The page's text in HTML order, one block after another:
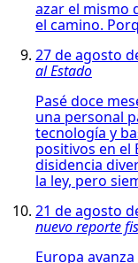
azar el mismo
el camino.
27 de agosto
al Estado
Pasé doce
una personal
tecnología y
positivos en el
disidencia
la ley, pero
21 de agosto
nuevo reporte
Europa